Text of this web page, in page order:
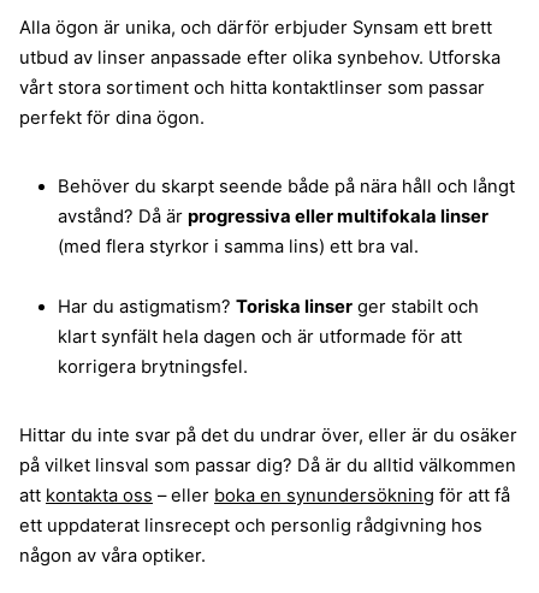
Alla ögon är unika, och därför erbjuder Synsam ett brett
utbud av linser anpassade efter olika synbehov. Utforska
vårt stora sortiment och hitta kontaktlinser som passar
perfekt för dina ögon.
Behöver du skarpt seende både på nära håll och långt
avstånd? Då är progressiva eller multifokala linser
(med flera styrkor i samma lins) ett bra val.​
Har du astigmatism? Toriska linser ger stabilt och
klart synfält hela dagen och är utformade för att
korrigera brytningsfel.
Hittar du inte svar på det du undrar över, eller är du osäker
på vilket linsval som passar dig? Då är du alltid välkommen
att kontakta oss – eller boka en synundersökning för att få
ett uppdaterat linsrecept och personlig rådgivning hos
någon av våra optiker.